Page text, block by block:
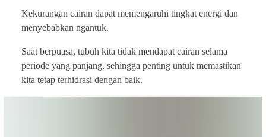
Kekurangan cairan dapat memengaruhi tingkat energi dan
menyebabkan ngantuk.
Saat berpuasa, tubuh kita tidak mendapat cairan selama
periode yang panjang, sehingga penting untuk memastikan
kita tetap terhidrasi dengan baik.